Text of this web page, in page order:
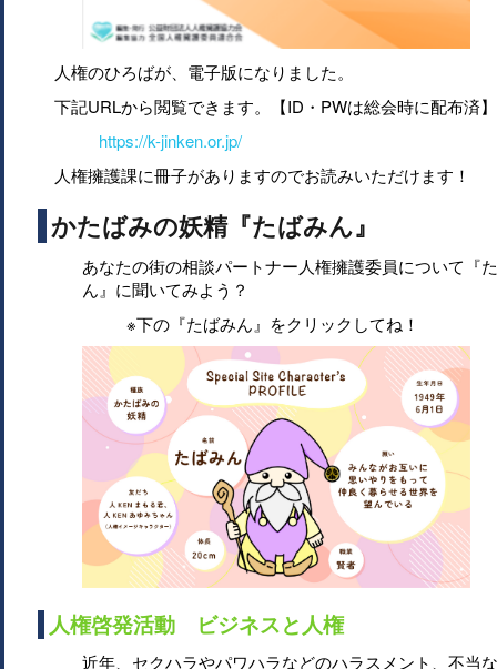
人権のひろばが、電子版になりました。
下記URLから閲覧できます。【ID・PWは総会時に配布済】
https://k-jinken.or.jp/
人権擁護課に冊子がありますのでお読みいただけます！
かたばみの妖精『たばみん』
あなたの街の相談パートナー人権擁護委員について『
ん』に聞いてみよう？
※下の『たばみん』をクリックしてね！
人権啓発活動 ビジネスと人権
近年、セクハラやパワハラなどのハラスメント、不当